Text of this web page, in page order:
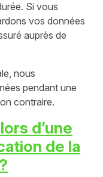
Si vous
vos données
auprès de
nous
pendant une
contraire.
d’une
de la